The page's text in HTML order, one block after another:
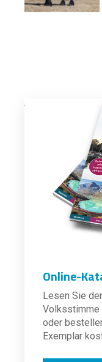
Online-
Lesen Sie
Volksstimme
oder
Exemplar